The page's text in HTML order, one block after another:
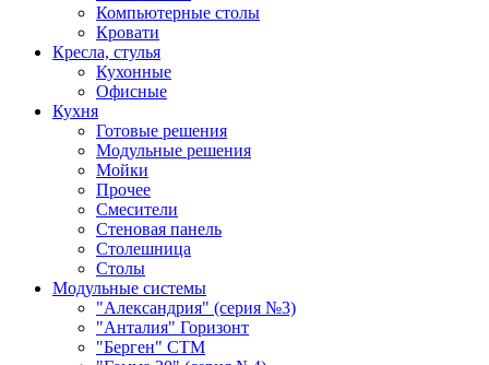
Компьютерные столы
Кровати
Кресла, стулья
Кухонные
Офисные
Кухня
Готовые решения
Модульные решения
Мойки
Прочее
Смесители
Стеновая панель
Столешница
Столы
Модульные системы
"Александрия" (серия №3)
"Анталия" Горизонт
"Берген" СТМ